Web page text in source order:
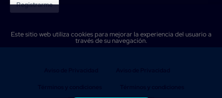
Registrarme
Este sitio web utiliza cookies para mejorar la experiencia del usuario a
través de su navegación.